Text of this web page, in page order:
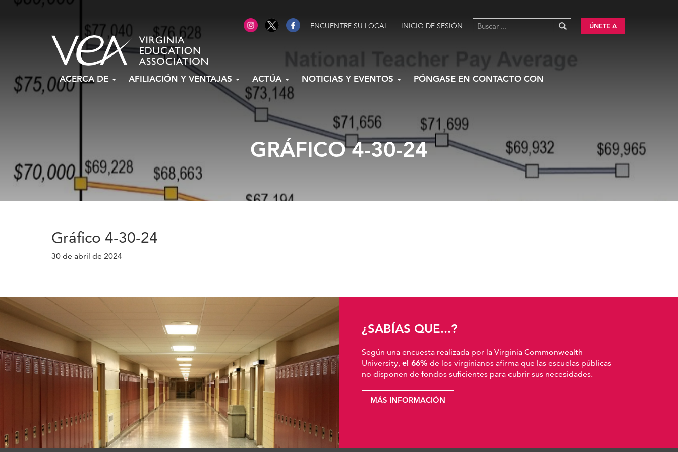
ENCUENTRE SU LOCAL INICIO DE SESIÓN ÚNETE A
al
contenido
ACERCA DE AFILIACIÓN Y VENTAJAS ACTÚA NOTICIAS Y EVENTOS PÓNGASE EN CONTACTO CON
GRÁFICO 4-30-24
Gráfico 4-30-24
30 de abril de 2024
¿SABÍAS QUE...?
Según una encuesta realizada por la Virginia Commonwealth
University, el 66% de los virginianos afirma que las escuelas públicas
no disponen de fondos suficientes para cubrir sus necesidades.
MÁS INFORMACIÓN